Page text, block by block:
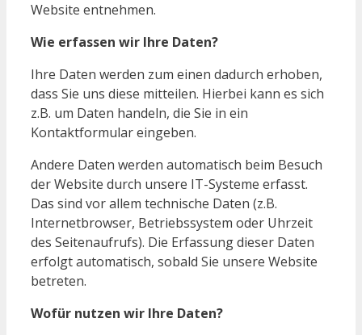
Website entnehmen.
Wie erfassen wir Ihre Daten?
Ihre Daten werden zum einen dadurch erhoben,
dass Sie uns diese mitteilen. Hierbei kann es sich
z.B. um Daten handeln, die Sie in ein
Kontaktformular eingeben.
Andere Daten werden automatisch beim Besuch
der Website durch unsere IT-Systeme erfasst.
Das sind vor allem technische Daten (z.B.
Internetbrowser, Betriebssystem oder Uhrzeit
des Seitenaufrufs). Die Erfassung dieser Daten
erfolgt automatisch, sobald Sie unsere Website
betreten.
Wofür nutzen wir Ihre Daten?